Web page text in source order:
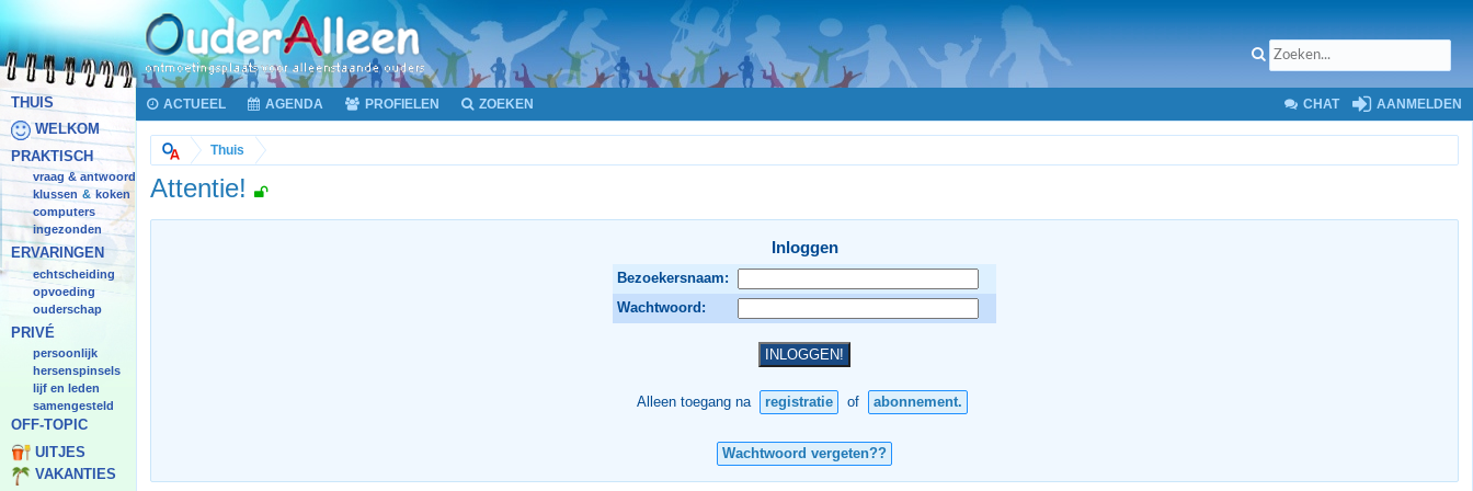
THUIS
WELKOM
PRAKTISCH
vraag & antwoord
klussen & koken
computers
ingezonden
ERVARINGEN
echtscheiding
opvoeding
ouderschap
PRIVÉ
persoonlijk
hersenspinsels
lijf en leden
samengesteld
OFF-TOPIC
UITJES
VAKANTIES
ACTUEEL AGENDA PROFIELEN ZOEKEN CHAT AANMELDEN
Thuis
Attentie!
Inloggen
Bezoekersnaam:
Wachtwoord:
Alleen toegang na registratie of abonnement.
Wachtwoord vergeten??